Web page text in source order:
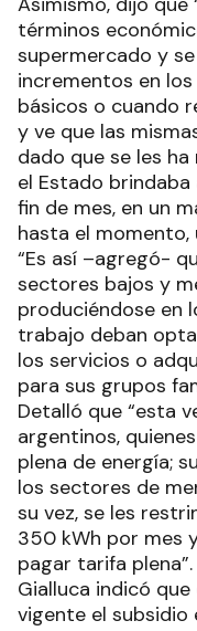
términos
supermercado y
incrementos en
básicos o cuando
y ve que las
dado que se les
el Estado brindaba
fin de mes, en un
hasta el momento,
“Es así –agregó-
sectores bajos y
produciéndose en
trabajo deban
los servicios o
para sus grupos
Detalló que “esta
argentinos,
plena de energía;
los sectores de
su vez, se les
350 kWh por mes
pagar tarifa plena”.
Gialluca indicó que
vigente el subsidio